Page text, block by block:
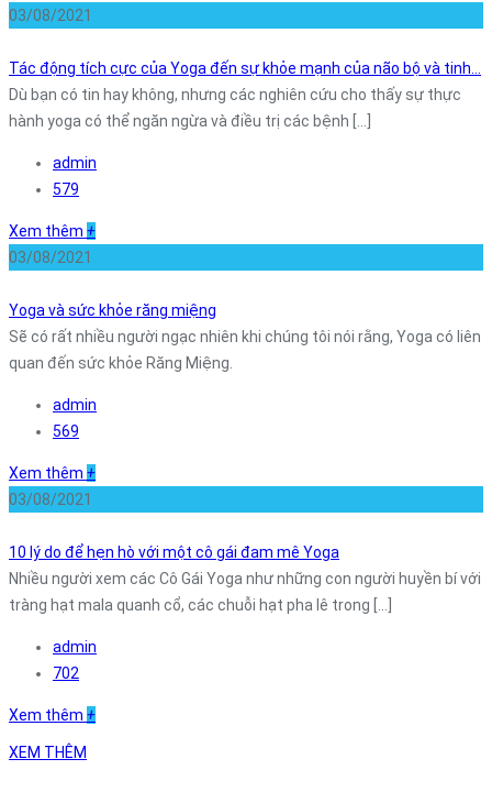
03/08/2021
Tác động tích cực của Yoga đến sự khỏe mạnh của não bộ và tinh…
Dù bạn có tin hay không, nhưng các nghiên cứu cho thấy sự thực
hành yoga có thể ngăn ngừa và điều trị các bệnh [...]
admin
579
Xem thêm +
03/08/2021
Yoga và sức khỏe răng miệng
Sẽ có rất nhiều người ngạc nhiên khi chúng tôi nói rằng, Yoga có liên
quan đến sức khỏe Răng Miệng.
admin
569
Xem thêm +
03/08/2021
10 lý do để hẹn hò với một cô gái đam mê Yoga
Nhiều người xem các Cô Gái Yoga như những con người huyền bí với
tràng hạt mala quanh cổ, các chuỗi hạt pha lê trong [...]
admin
702
Xem thêm +
XEM THÊM